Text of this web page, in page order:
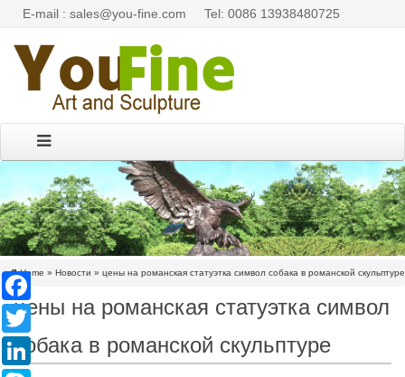
E-mail : sales@you-fine.com Tel: 0086 13938480725
Home » Новости » цены на романская статуэтка символ собака в романской скульптуре
цены на романская статуэтка символ
собака в романской скульптуре
Facebook
Twitter
LinkedIn